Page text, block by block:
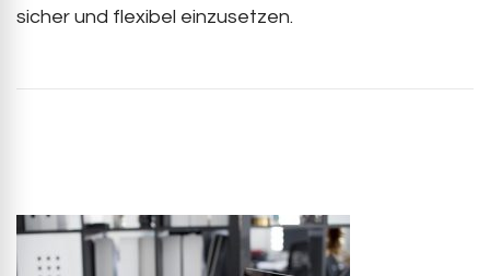
sicher und flexibel einzusetzen.
Post